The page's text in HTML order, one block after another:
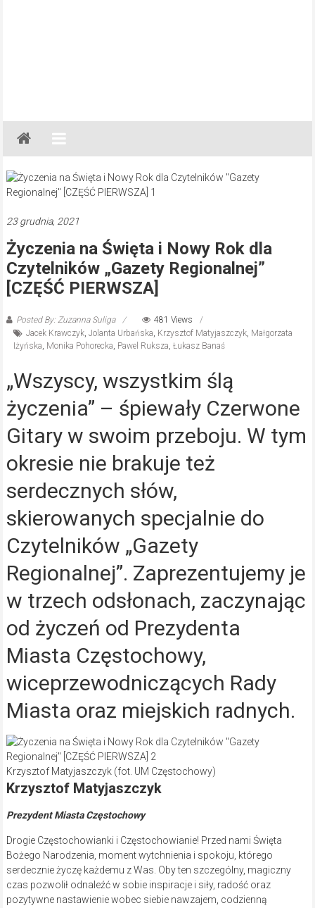
Gazeta
Regionalna
Częstochowa,
Kłobuck,
Myszków
23 grudnia, 2021
Życzenia na Święta i Nowy Rok dla
Czytelników „Gazety Regionalnej”
[CZĘŚĆ PIERWSZA]
Posted By: Zuzanna Suliga
481 Views
Jacek Krawczyk, Jolanta Urbańska, Krzysztof Matyjaszczyk, Małgorzata
Iżyńska, Monika Pohorecka, Pawel Ruksza, Łukasz Banaś
„Wszyscy, wszystkim ślą
życzenia” – śpiewały Czerwone
Gitary w swoim przeboju. W tym
okresie nie brakuje też
serdecznych słów,
skierowanych specjalnie do
Czytelników „Gazety
Regionalnej”. Zaprezentujemy je
w trzech odsłonach, zaczynając
od życzeń od Prezydenta
Miasta Częstochowy,
wiceprzewodniczących Rady
Miasta oraz miejskich radnych.
Krzysztof Matyjaszczyk (fot. UM Częstochowy)
Krzysztof Matyjaszczyk
Prezydent Miasta Częstochowy
Drogie Częstochowianki i Częstochowianie! Przed nami Święta
Bożego Narodzenia, moment wytchnienia i spokoju, którego
serdecznie życzę każdemu z Was. Oby ten szczególny, magiczny
czas pozwolił odnaleźć w sobie inspiracje i siły, radość oraz
pozytywne nastawienie wobec siebie nawzajem, codzienną